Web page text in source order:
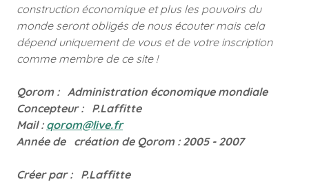
construction économique et plus les pouvoirs du
monde seront obligés de nous écouter mais cela
dépend uniquement de vous et de votre inscription
comme membre de ce site !
Qorom : Administration économique mondiale
Concepteur : P.Laffitte
Mail : qorom@live.fr
Année de création de Qorom : 2005 - 2007
Créer par : P.Laffitte